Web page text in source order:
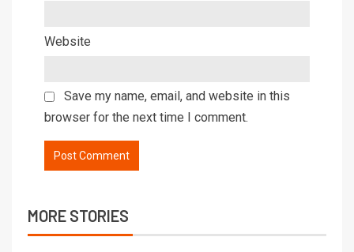
Website
Save my name, email, and website in this
browser for the next time I comment.
MORE STORIES